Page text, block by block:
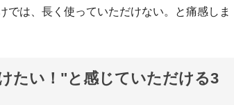
では、長く使っていただけない。と痛感しま
たい！"と感じていただける3